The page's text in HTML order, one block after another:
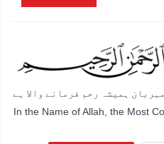
ہمیشہ رحم فرمانے والا ہے
In the Name of Allah, the Most